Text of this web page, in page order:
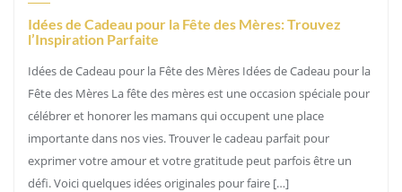
Idées de Cadeau pour la Fête des Mères: Trouvez
l’Inspiration Parfaite
Idées de Cadeau pour la Fête des Mères Idées de Cadeau pour la
Fête des Mères La fête des mères est une occasion spéciale pour
célébrer et honorer les mamans qui occupent une place
importante dans nos vies. Trouver le cadeau parfait pour
exprimer votre amour et votre gratitude peut parfois être un
défi. Voici quelques idées originales pour faire […]